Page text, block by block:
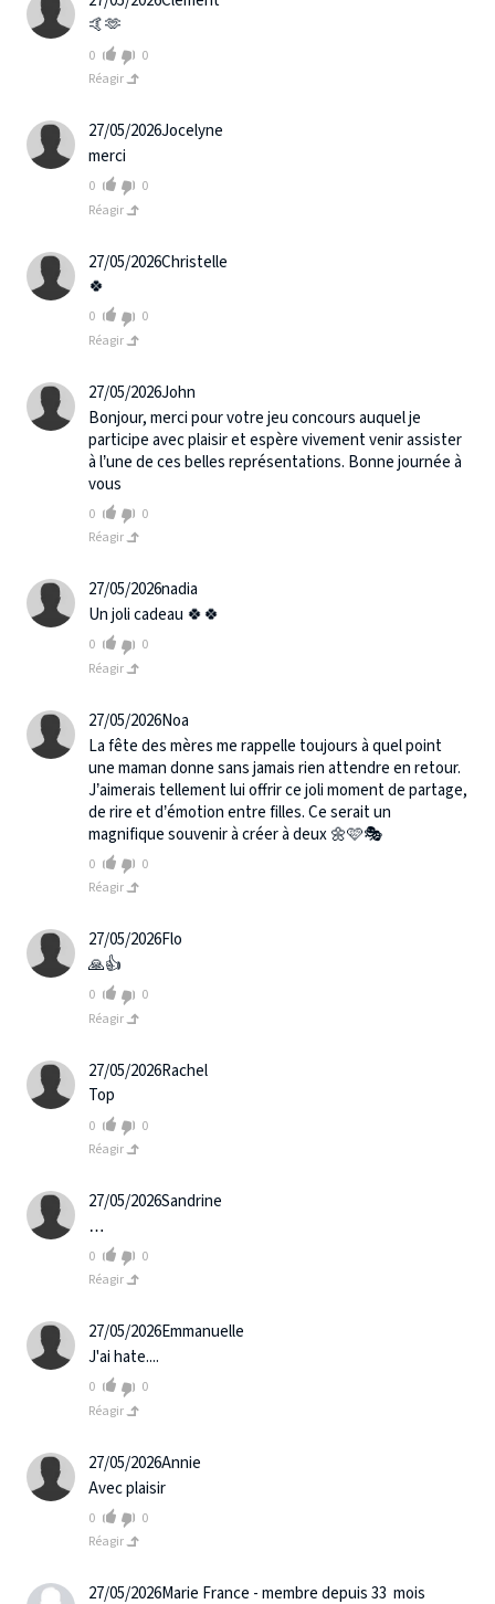
🤙🫶
0
0
Réagir
27/05/2026Jocelyne
merci
0
0
Réagir
27/05/2026Christelle
🍀
0
0
Réagir
27/05/2026John
Bonjour, merci pour votre jeu concours auquel je
participe avec plaisir et espère vivement venir assister
à l’une de ces belles représentations. Bonne journée à
vous
0
0
Réagir
27/05/2026nadia
Un joli cadeau 🍀🍀
0
0
Réagir
27/05/2026Noa
La fête des mères me rappelle toujours à quel point
une maman donne sans jamais rien attendre en retour.
J’aimerais tellement lui offrir ce joli moment de partage,
de rire et d’émotion entre filles. Ce serait un
magnifique souvenir à créer à deux 🌼🩷🎭
0
0
Réagir
27/05/2026Flo
🙏👍
0
0
Réagir
27/05/2026Rachel
Top
0
0
Réagir
27/05/2026Sandrine
…
0
0
Réagir
27/05/2026Emmanuelle
J'ai hate....
0
0
Réagir
27/05/2026Annie
Avec plaisir
0
0
Réagir
27/05/2026Marie France - membre depuis 33 mois